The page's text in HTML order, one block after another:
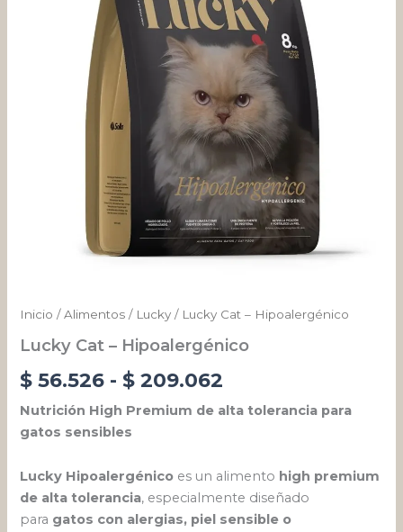
Inicio /Alimentos / Lucky / Lucky Cat – Hipoalergénico
Lucky Cat – Hipoalergénico
$ 56.526 - $ 209.062
desde
$ 56.526
hasta
$ 209.062
Nutrición High Premium de alta tolerancia para
gatos sensibles
Lucky Hipoalergénico es un alimento high premium
de alta tolerancia, especialmente diseñado
para gatos con alergias, piel sensible o